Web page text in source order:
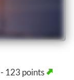
- 123 points